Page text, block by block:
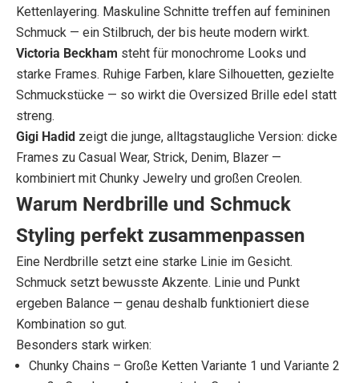
Kettenlayering. Maskuline Schnitte treffen auf femininen
Schmuck — ein Stilbruch, der bis heute modern wirkt.
Victoria Beckham steht für monochrome Looks und
starke Frames. Ruhige Farben, klare Silhouetten, gezielte
Schmuckstücke — so wirkt die Oversized Brille edel statt
streng.
Gigi Hadid zeigt die junge, alltagstaugliche Version: dicke
Frames zu Casual Wear, Strick, Denim, Blazer —
kombiniert mit Chunky Jewelry und großen Creolen.
Warum Nerdbrille und Schmuck
Styling perfekt zusammenpassen
Eine Nerdbrille setzt eine starke Linie im Gesicht.
Schmuck setzt bewusste Akzente. Linie und Punkt
ergeben Balance — genau deshalb funktioniert diese
Kombination so gut.
Besonders stark wirken:
Chunky Chains – Große Ketten Variante 1 und Variante 2